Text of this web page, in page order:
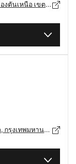
4/3-5 ซอยสุขุมวิท 49 ถนนสุขุมวิท แขวงคลองตันเหนือ เขตวัฒนา กรุงเทพมหานคร 10110, กรุงเทพมหานคร - 10110
223 ถ.สิรินธร แขวงบางบำหรุ, เขตบางพลัด, กรุงเทพมหานคร 10700, เขตบางพลัด - 10700